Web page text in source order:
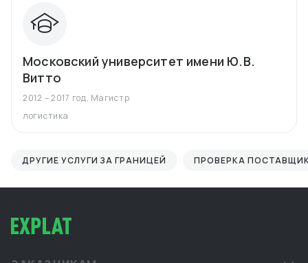
Московский университет имени Ю.В.
Витто
2012 – 2017 год, Магистр
логистика
ДРУГИЕ УСЛУГИ ЗА ГРАНИЦЕЙ ПРОВЕРКА